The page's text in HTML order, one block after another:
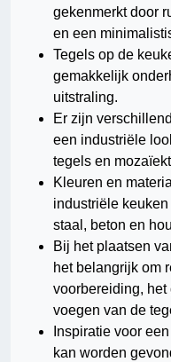
gekenmerkt door
en een
Tegels op de
gemakkelijk
uitstraling.
Er zijn
een industriële
tegels en
Kleuren en
industriële
staal, beton en
Bij het plaatsen
het belangrijk om
voorbereiding,
voegen van de
Inspiratie voor
kan worden